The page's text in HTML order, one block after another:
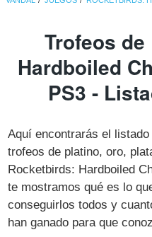
Trofeos
Hardboiled
PS3 -
Aquí encontrarás el
trofeos de platino, oro,
Rocketbirds: Hardboiled
te mostramos qué es lo
conseguirlos todos y
han ganado para que